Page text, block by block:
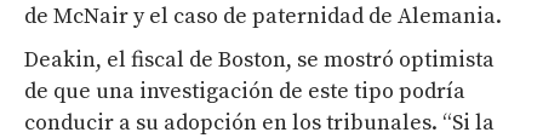
de McNair y el caso de paternidad de Alemania.
Deakin, el fiscal de Boston, se mostró optimista
de que una investigación de este tipo podría
conducir a su adopción en los tribunales. “Si la